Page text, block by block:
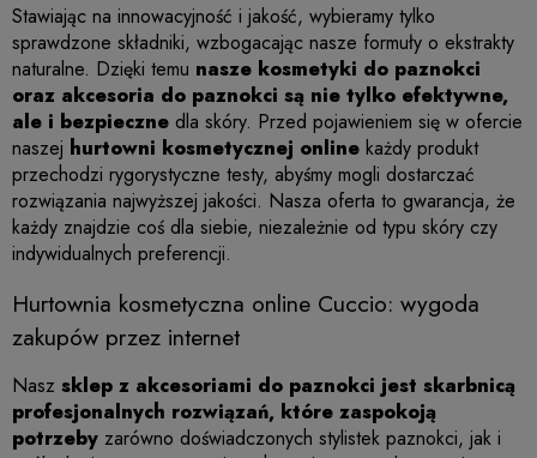
Stawiając na innowacyjność i jakość, wybieramy tylko
sprawdzone składniki, wzbogacając nasze formuły o ekstrakty
naturalne. Dzięki temu nasze kosmetyki do paznokci
oraz akcesoria do paznokci są nie tylko efektywne,
ale i bezpieczne dla skóry. Przed pojawieniem się w ofercie
naszej hurtowni kosmetycznej online każdy produkt
przechodzi rygorystyczne testy, abyśmy mogli dostarczać
rozwiązania najwyższej jakości. Nasza oferta to gwarancja, że
każdy znajdzie coś dla siebie, niezależnie od typu skóry czy
indywidualnych preferencji.
Hurtownia kosmetyczna online Cuccio: wygoda
zakupów przez internet
Nasz sklep z akcesoriami do paznokci jest skarbnicą
profesjonalnych rozwiązań, które zaspokoją
potrzeby zarówno doświadczonych stylistek paznokci, jak i